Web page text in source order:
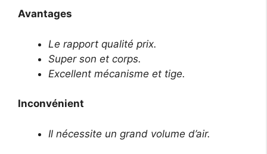
Avantages
Le rapport qualité prix.
Super son et corps.
Excellent mécanisme et tige.
Inconvénient
Il nécessite un grand volume d’air.